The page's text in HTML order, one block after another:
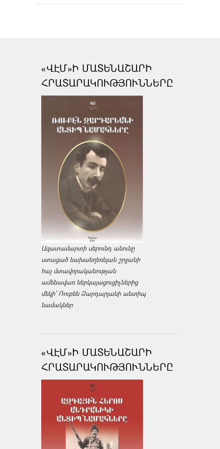
«ՎԷՄ»Ի ՄԱՏԵՆԱՇԱՐԻ
ՀՐԱՏԱՐԱԿՈՒԹՅՈՒՆՆԵՐԸ
Ազատամարտի սերունդ անունը
ստացած նախաեղեռնյան շրջանի
հայ մտավորականության
ամենավառ ներկայացուցիչներից
մեկի՝ Ռուբեն Զարդարյանի անտիպ
նամակներ
«ՎԷՄ»Ի ՄԱՏԵՆԱՇԱՐԻ
ՀՐԱՏԱՐԱԿՈՒԹՅՈՒՆՆԵՐԸ